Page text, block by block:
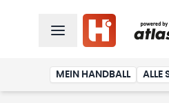
MEIN HANDBALL ALLE